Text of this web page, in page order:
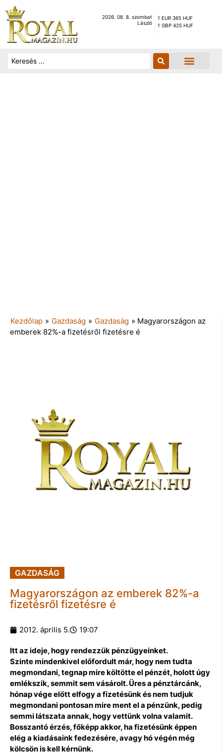
2026. 08. 8. szombat
László
1 EUR 365 HUF
1 GBP 425 HUF
Kezdőlap » Gazdaság » Gazdaság » Magyarországon az
emberek 82%-a fizetésről fizetésre é
GAZDASÁG
Magyarországon az emberek 82%-a
fizetésről fizetésre é
2012. április 5. 19:07
Itt az ideje, hogy rendezzük pénzügyeinket.
Szinte mindenkivel előfordult már, hogy nem tudta
megmondani, tegnap mire költötte el pénzét, holott úgy
emlékszik, semmit sem vásárolt. Üres a pénztárcánk,
hónap vége előtt elfogy a fizetésünk és nem tudjuk
megmondani pontosan mire ment el a pénzünk, pedig
semmi látszata annak, hogy vettünk volna valamit.
Bosszantó érzés, főképp akkor, ha fizetésünk éppen
elég a kiadásaink fedezésére, avagy hó végén még
kölcsön is kell kérnünk.